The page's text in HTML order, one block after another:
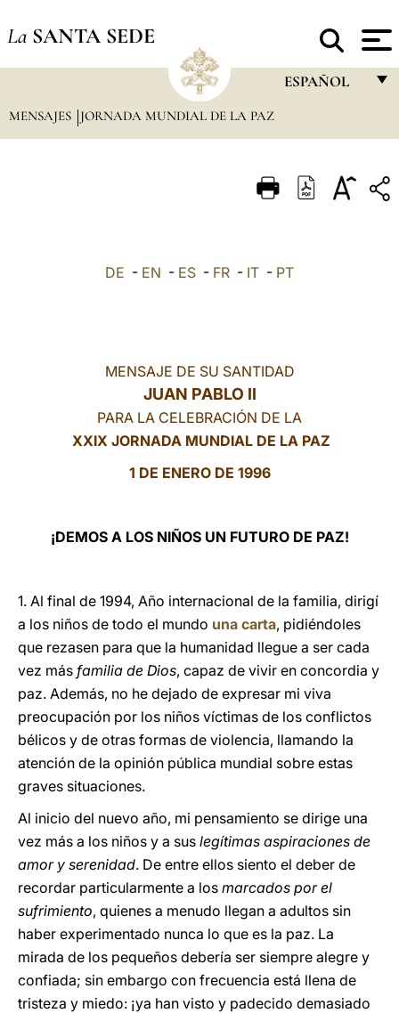
La SANTA SEDE
ESPAÑOL
ITALIANO
LATINE
MENSAJES JORNADA MUNDIAL DE LA PAZ
DE - EN - ES - FR - IT - PT
MENSAJE DE SU SANTIDAD
JUAN PABLO II
PARA LA CELEBRACIÓN DE LA
XXIX JORNADA MUNDIAL DE LA PAZ
1 DE ENERO DE 1996
¡DEMOS A LOS NIÑOS UN FUTURO DE PAZ!
1. Al final de 1994, Año internacional de la familia, dirigí
a los niños de todo el mundo una carta, pidiéndoles
que rezasen para que la humanidad llegue a ser cada
vez más familia de Dios, capaz de vivir en concordia y
paz. Además, no he dejado de expresar mi viva
preocupación por los niños víctimas de los conflictos
bélicos y de otras formas de violencia, llamando la
atención de la opinión pública mundial sobre estas
graves situaciones.
Al inicio del nuevo año, mi pensamiento se dirige una
vez más a los niños y a sus legítimas aspiraciones de
amor y serenidad. De entre ellos siento el deber de
recordar particularmente a los marcados por el
sufrimiento, quienes a menudo llegan a adultos sin
haber experimentado nunca lo que es la paz. La
mirada de los pequeños debería ser siempre alegre y
confiada; sin embargo con frecuencia está llena de
tristeza y miedo: ¡ya han visto y padecido demasiado